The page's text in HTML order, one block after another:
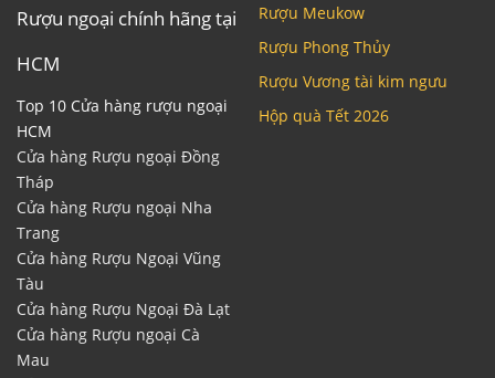
Rượu ngoại chính hãng tại
HCM
Top 10 Cửa hàng rượu ngoại
HCM
Cửa hàng Rượu ngoại Đồng
Tháp
Cửa hàng Rượu ngoại Nha
Trang
Cửa hàng Rượu Ngoại Vũng
Tàu
Cửa hàng Rượu Ngoại Đà Lạt
Cửa hàng Rượu ngoại Cà
Mau
Rượu Meukow
Rượu Phong Thủy
Rượu Vương tài kim ngưu
Hộp quà Tết 2026